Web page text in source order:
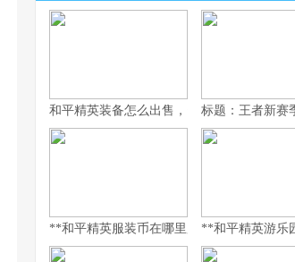
和平精英装备怎么出售，资深玩家的交易谋
标题：王者新赛
**和平精英服装币在哪里用，老兵的时尚
**和平精英游乐